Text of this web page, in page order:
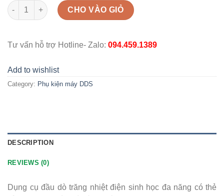
Đầu dò trắng nhiệt điện sinh học dùng cho tất cả các máy dds
CHO VÀO GIỎ
Tư vấn hỗ trợ Hotline- Zalo: 094.459.1389
Add to wishlist
Category: Phụ kiện máy DDS
DESCRIPTION
REVIEWS (0)
Dụng cụ đầu dò trăng nhiệt điện sinh học đa năng có thẻ